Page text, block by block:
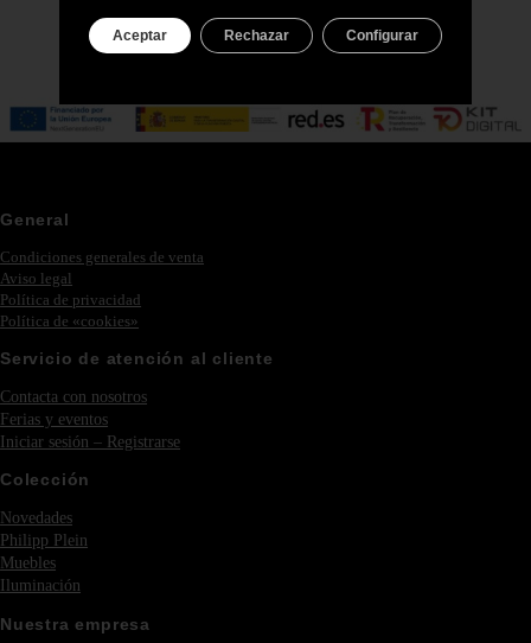
General
Condiciones generales de venta
Aviso legal
Política de privacidad
Política de «cookies»
Servicio de atención al cliente
Contacta con nosotros
Ferias y eventos
Iniciar sesión – Registrarse
Colección
Novedades
Philipp Plein
Muebles
Iluminación
Nuestra empresa
Aceptar Rechazar Configurar